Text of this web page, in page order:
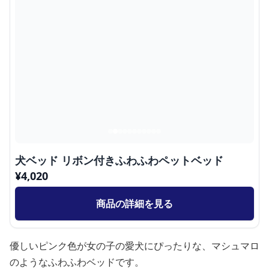
犬ベッド リボン付きふわふわペットベッド
¥4,020
商品の詳細を見る
優しいピンク色が女の子の愛犬にぴったりな、マシュマロ
のようなふわふわベッドです。